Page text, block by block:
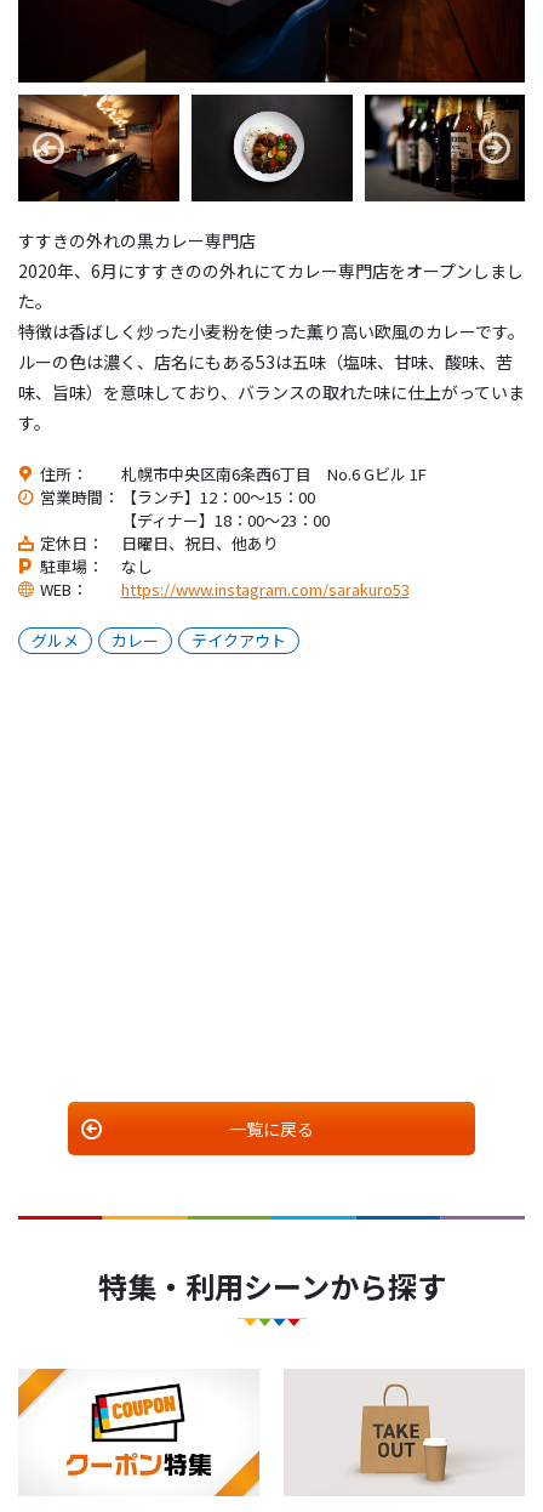
すすきの外れの黒カレー専門店
2020年、6月にすすきのの外れにてカレー専門店をオープンしまし
た。
特徴は香ばしく炒った小麦粉を使った薫り高い欧風のカレーです。
ルーの色は濃く、店名にもある53は五味（塩味、甘味、酸味、苦
味、旨味）を意味しており、バランスの取れた味に仕上がっていま
す。
住所：
札幌市中央区南6条西6丁目 No.6 Gビル 1F
営業時間：
【ランチ】12：00～15：00
【ディナー】18：00～23：00
定休日：
日曜日、祝日、他あり
駐車場：
なし
WEB：
https://www.instagram.com/sarakuro53
グルメ カレー テイクアウト
一覧に戻る
特集・利用シーンから探す